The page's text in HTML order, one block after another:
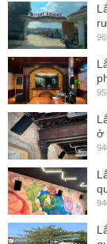
in clarity,
transducers
suspension
electronics and
an h-Class
sonic
The two-way h-
inch LF
that features a
Optional rigging
a main system,
ở